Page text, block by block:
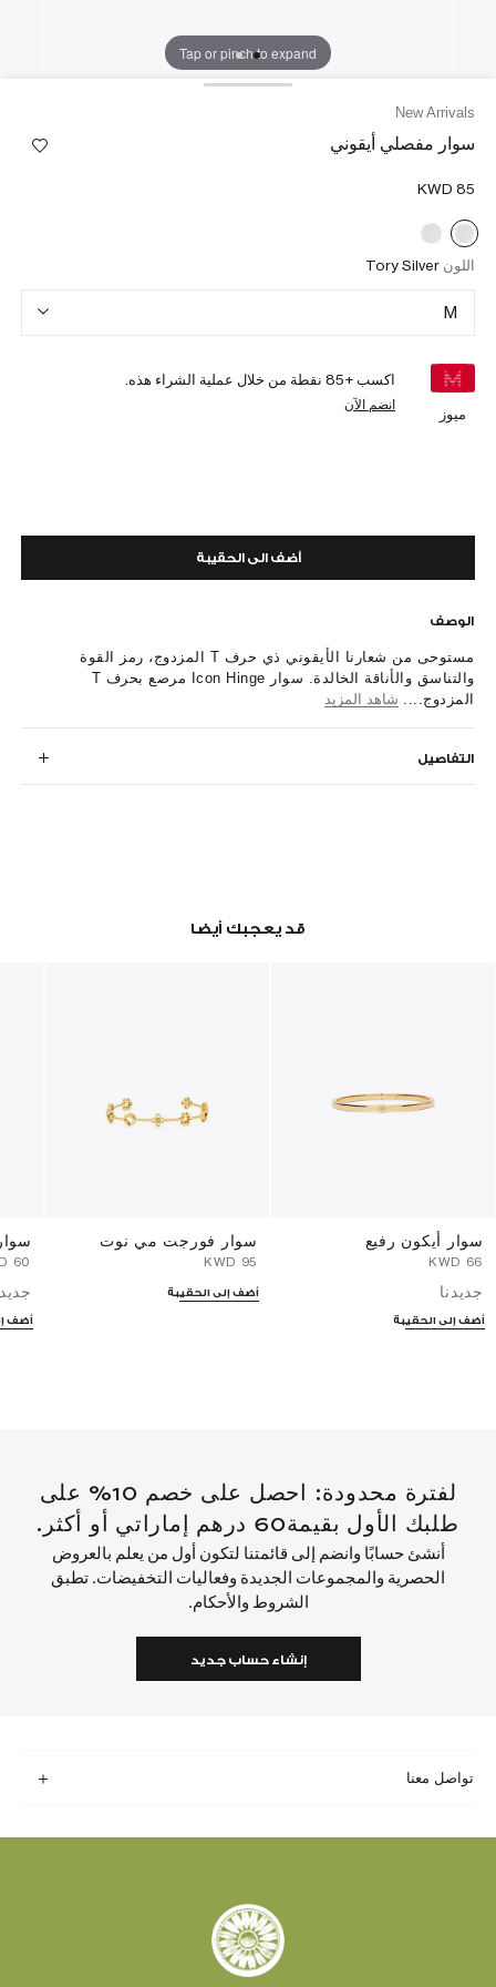
Tap or pinch to expand
New Arrivals
سوار مفصلي أيقوني
اللون Tory Silver
M
ميوز
اكسب +85 نقطة من خلال عملية الشراء هذه.
انضم الآن
أضف الى الحقيبة
الوصف
مستوحى من شعارنا الأيقوني ذي حرف T المزدوج، رمز القوة
والتناسق والأناقة الخالدة. سوار Icon Hinge مرصع بحرف T
المزدوج.... شاهد المزيد
التفاصيل
قد يعجبك أيضا
سوار أيكون رفيع
جديدنا
أضف إلى الحقيبة
سوار فورجت مي نوت
أضف إلى الحقيبة
أضف
لفترة محدودة: احصل على خصم 10% على
طلبك الأول بقيمة60 درهم إماراتي أو أكثر.
أنشئ حسابًا وانضم إلى قائمتنا لتكون أول من يعلم بالعروض
الحصرية والمجموعات الجديدة وفعاليات التخفيضات. تطبق
الشروط والأحكام.
إنشاء حساب جديد
تواصل معنا